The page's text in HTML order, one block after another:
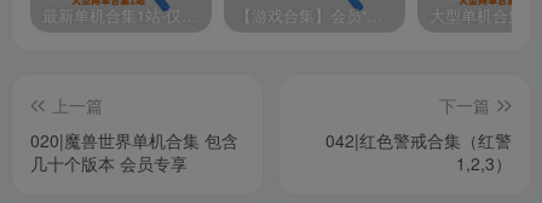
仅供本站会员下载，请注册并开通本站会员
最新单机合集1站-仅本站用户可下载（直链满速下载） 【游戏合集】会员“知己”分享 1T网游单机大合集 某宝购买收集 带架设教程视频(部分免虚拟机一键端 )
上一篇
020|魔兽世界单机合集 包含
几十个版本 会员专享
下一篇
042|红色警戒合集（红警
1,2,3）